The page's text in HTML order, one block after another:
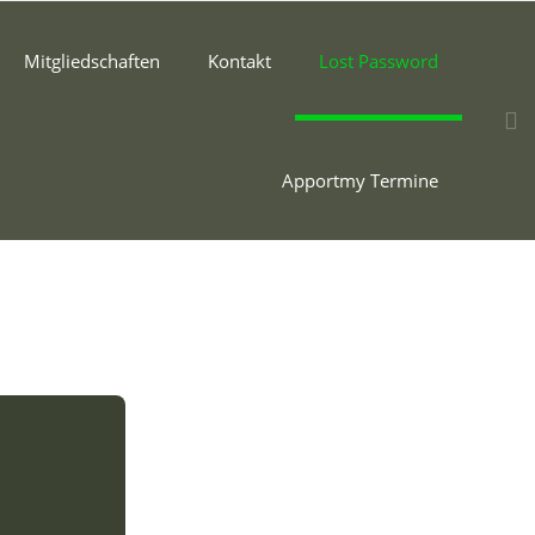
Mitgliedschaften Kontakt Lost Password
Apportmy Termine